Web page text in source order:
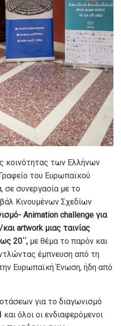
κοινότητας των Ελλήνων
του Ευρωπαϊκού
σε συνεργασία με το
Κινουμένων Σχεδίων
Animation challenge για
καιartworkμιας ταινίας
20΄΄, με θέμα το παρόν και
έμπνευση από τη
Ευρωπαϊκή Ένωση, ήδη από
για το διαγωνισμό
και όλοι οι ενδιαφερόμενοι